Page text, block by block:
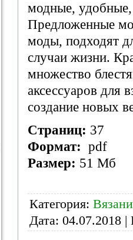
модные,
Предложенные
моды, подходят
случаи жизни.
множество
аксессуаров для
создание новых
Страниц: 37
Формат: pdf
Размер: 51 Мб
Категория:
Дата: 04.07.2018 |